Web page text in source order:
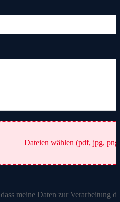
Dateien wählen (pdf, jpg,
meine Daten zur Verarbeitung